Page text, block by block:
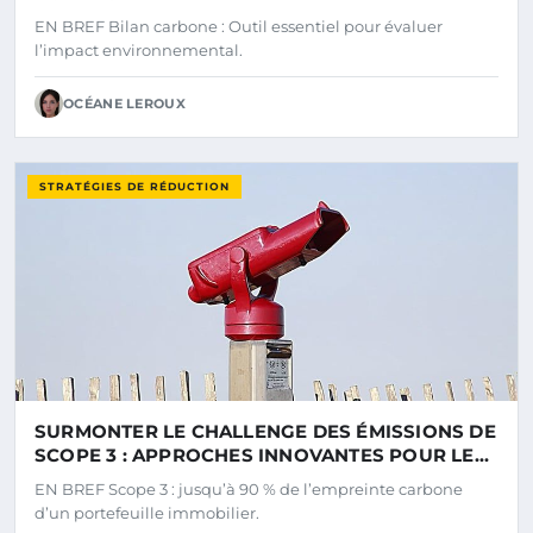
EN BREF Bilan carbone : Outil essentiel pour évaluer
l’impact environnemental.
OCÉANE LEROUX
STRATÉGIES DE RÉDUCTION
SURMONTER LE CHALLENGE DES ÉMISSIONS DE
SCOPE 3 : APPROCHES INNOVANTES POUR LE
SECTEUR IMMOBILIER
EN BREF Scope 3 : jusqu’à 90 % de l’empreinte carbone
d’un portefeuille immobilier.